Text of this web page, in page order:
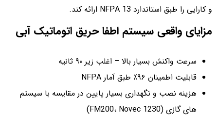
و کارایی را طبق استاندارد NFPA 13 ارائه کند.
مزایای واقعی سیستم اطفا حریق اتوماتیک آبی
سرعت واکنش بسیار بالا – اغلب زیر ۹۰ ثانیه
قابلیت اطمینان ۹۶٪ طبق آمار NFPA
هزینه نصب و نگهداری بسیار پایین در مقایسه با سیستم
های گازی (FM200، Novec 1230)